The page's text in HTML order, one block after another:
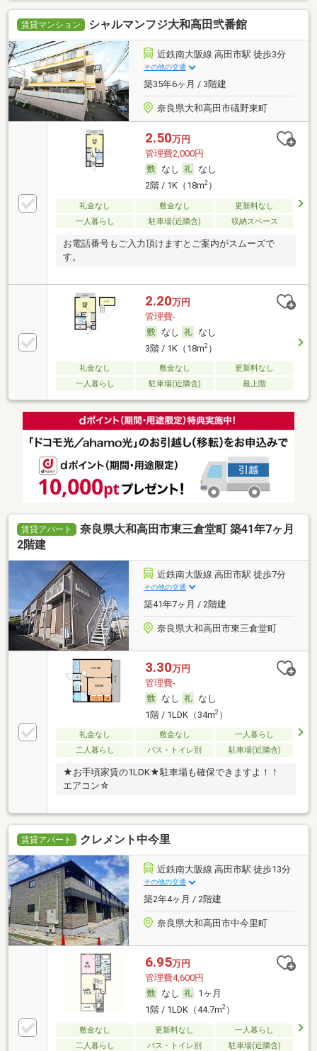
賃貸マンション シャルマンフジ大和高田弐番館
近鉄南大阪線 高田市駅 徒歩3分
その他の交通
築35年6ヶ月 / 3階建
奈良県大和高田市礒野東町
2.50万円
管理費2,000円
なし
なし
2階 / 1K（18m2）
礼金なし 敷金なし
更新料なし
一人暮らし
駐車場(近隣含) 収納スペース
お電話番号もご入力頂けますとご案内がスムーズで
す。
2.20万円
管理費-
なし
なし
3階 / 1K（18m2）
礼金なし 敷金なし
更新料なし
一人暮らし
駐車場(近隣含) 最上階
賃貸アパート
奈良県大和高田市東三倉堂町 築41年7ヶ月
2階建
近鉄南大阪線 高田市駅 徒歩7分
その他の交通
築41年7ヶ月 / 2階建
奈良県大和高田市東三倉堂町
3.30万円
管理費-
なし
なし
1階 / 1LDK（34m2）
礼金なし 敷金なし
一人暮らし
二人暮らし
バス・トイレ別 駐車場(近隣含)
★お手頃家賃の1LDK★駐車場も確保できますよ！！
エアコン☆
賃貸アパート クレメント中今里
近鉄南大阪線 高田市駅 徒歩13分
その他の交通
築2年4ヶ月 / 2階建
奈良県大和高田市中今里町
6.95万円
管理費4,600円
なし
1ヶ月
1階 / 1LDK（44.7m2）
敷金なし 更新料なし
一人暮らし
二人暮らし
バス・トイレ別 駐車場(近隣含)